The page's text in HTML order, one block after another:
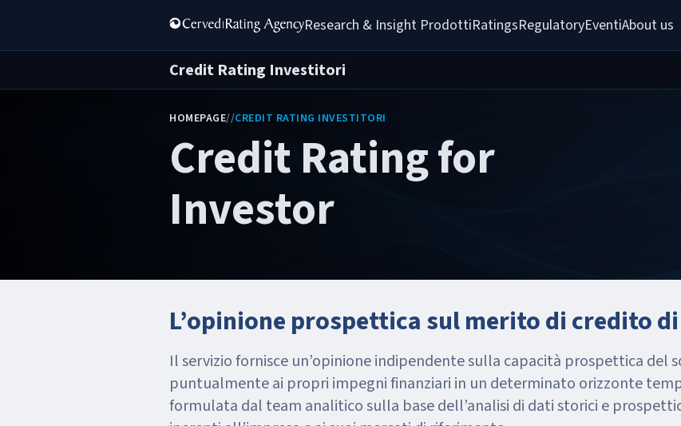
Research & Insight ProdottiRatingsRegulatoryEventiAbout us
Credit Rating Investitori
HOMEPAGE//CREDIT RATING INVESTITORI
Credit Rating for
Investor
L’opinione prospettica sul merito di credito
Il servizio fornisce un’opinione indipendente sulla capacità prospettica
puntualmente ai propri impegni finanziari in un determinato orizzonte
formulata dal team analitico sulla base dell’analisi di dati storici e